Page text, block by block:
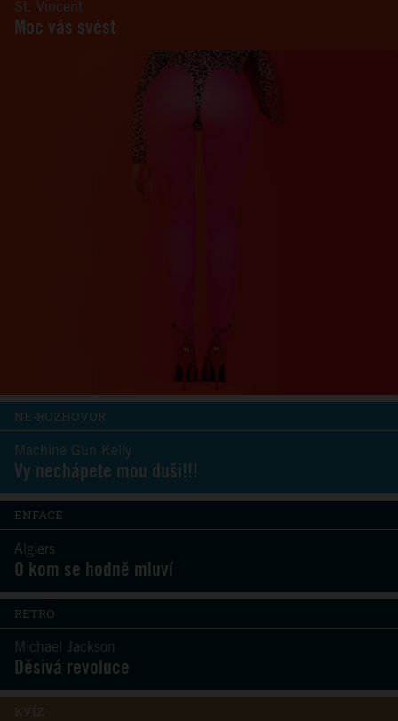
St. Vincent
Moc vás svést
NE-ROZHOVOR
Machine Gun Kelly
Vy nechápete mou duši!!!
ENFACE
Algiers
O kom se hodně mluví
RETRO
Michael Jackson
Děsivá revoluce
KVÍZ